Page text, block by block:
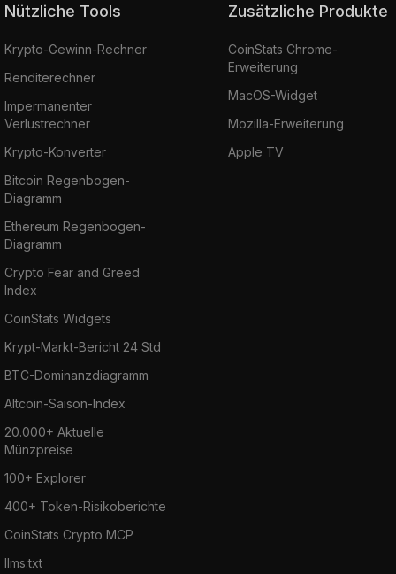
Nützliche Tools
Krypto-Gewinn-Rechner
Renditerechner
Impermanenter
Verlustrechner
Krypto-Konverter
Bitcoin Regenbogen-
Diagramm
Ethereum Regenbogen-
Diagramm
Crypto Fear and Greed
Index
CoinStats Widgets
Krypt-Markt-Bericht 24 Std
BTC-Dominanzdiagramm
Altcoin-Saison-Index
20.000+ Aktuelle
Münzpreise
100+ Explorer
400+ Token-Risikoberichte
CoinStats Crypto MCP
llms.txt
Zusätzliche Produkte
CoinStats Chrome-
Erweiterung
MacOS-Widget
Mozilla-Erweiterung
Apple TV